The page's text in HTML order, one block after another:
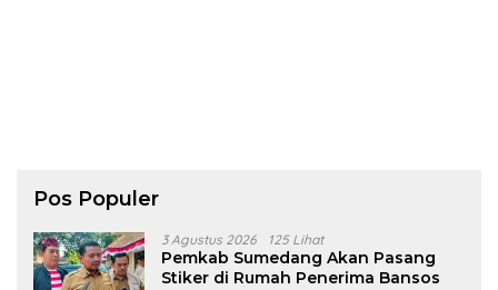
Pos Populer
3 Agustus 2026 125 Lihat
Pemkab Sumedang Akan Pasang
Stiker di Rumah Penerima Bansos